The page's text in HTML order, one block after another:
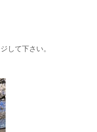
して下さい。